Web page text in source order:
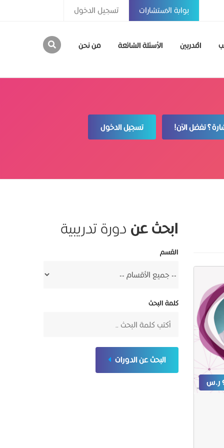
تسجيل الدخول بوابة الاستشارات
المدربين الأسئلة الشائعة من نحن
تفضل الآن! تسجيل الدخول
ابحث عن دورة تدريبية
القسم
كلمة البحث
البحث عن الدورات